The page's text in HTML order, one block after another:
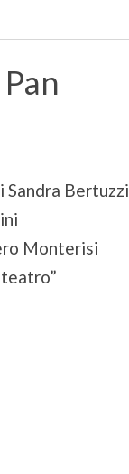
Bertuzzi
Monterisi